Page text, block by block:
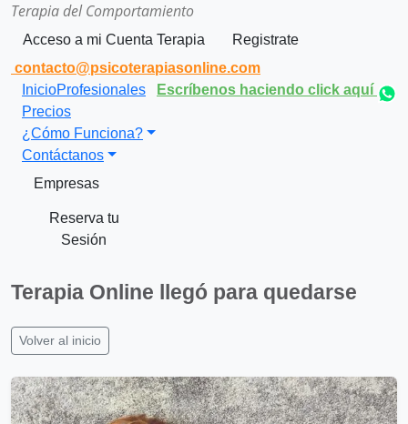
Terapia del Comportamiento
Acceso a mi Cuenta Terapia
Registrate
contacto@psicoterapiasonline.com
Escríbenos haciendo click aquí
InicioProfesionales
Precios
¿Cómo Funciona?
Contáctanos
Empresas
Reserva tu
Sesión
Terapia Online llegó para quedarse
Volver al inicio